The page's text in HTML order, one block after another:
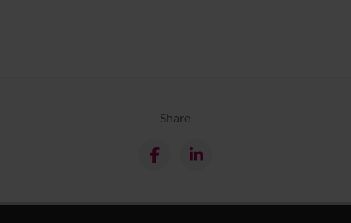
Share